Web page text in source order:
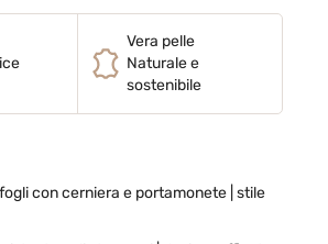
Vera pelle
Naturale e
sostenibile
con cerniera e portamonete | stile